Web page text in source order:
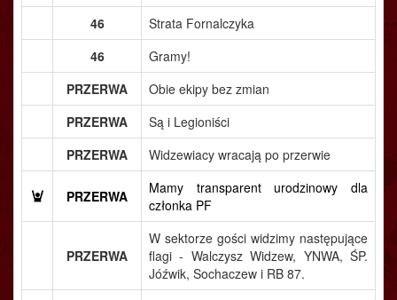
46
Strata Fornalczyka
46
Gramy!
PRZERWA
Obie ekipy bez zmian
PRZERWA
Są i Legioniści
PRZERWA
Widzewiacy wracają po przerwie
PRZERWA
Mamy transparent urodzinowy dla
członka PF
PRZERWA
W sektorze gości widzimy następujące
flagi - Walczysz Widzew, YNWA, ŚP.
Jóźwik, Sochaczew i RB 87.